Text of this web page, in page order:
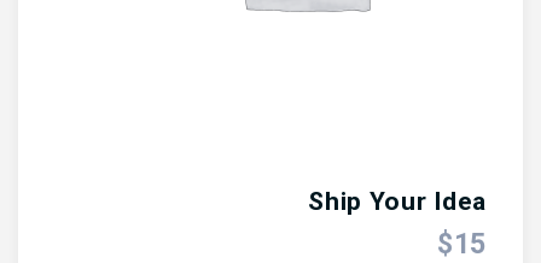
Ship Your Idea
$15